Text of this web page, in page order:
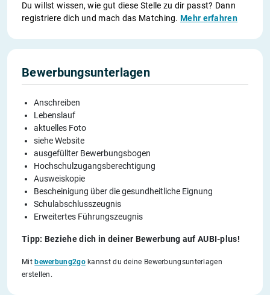
Du willst wissen, wie gut diese Stelle zu dir passt? Dann
registriere dich und mach das Matching.Mehr erfahren
Bewerbungsunterlagen
Anschreiben
Lebenslauf
aktuelles Foto
siehe Website
ausgefüllter Bewerbungsbogen
Hochschulzugangsberechtigung
Ausweiskopie
Bescheinigung über die gesundheitliche Eignung
Schulabschlusszeugnis
Erweitertes Führungszeugnis
Tipp: Beziehe dich in deiner Bewerbung auf AUBI-plus!
Mit bewerbung2gokannst du deine Bewerbungsunterlagen
erstellen.